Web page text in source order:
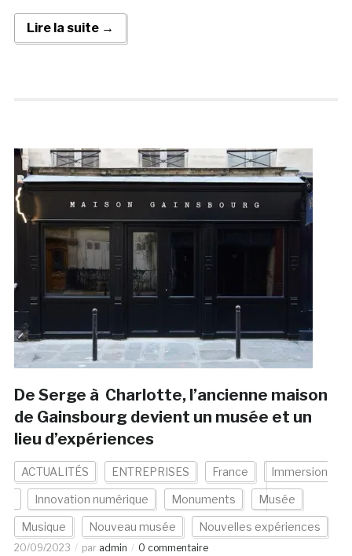
Lire la suite →
De Serge à Charlotte, l’ancienne maison
de Gainsbourg devient un musée et un
lieu d’expériences
ACTUALITÉS ENTREPRISES France Immersion
Innovation numérique Monuments Musée
Musique Nouveau musée Nouvelles expériences
20/09/2023 par admin 0 commentaire